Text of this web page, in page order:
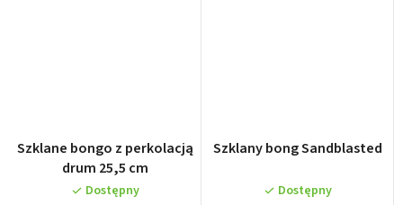
Szklane bongo z perkolacją
drum 25,5 cm
Dostępny
Szklany bong Sandblasted
Dostępny